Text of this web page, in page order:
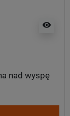
visibility
nad wyspę